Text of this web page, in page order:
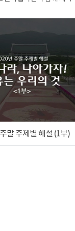
말 주제별 해설 (1부)